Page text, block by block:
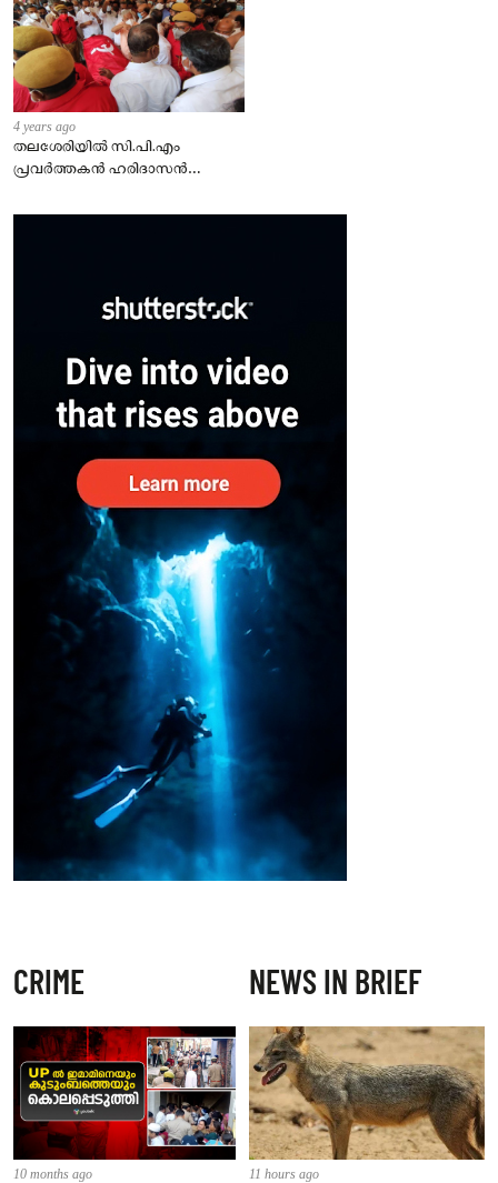
4 years ago
തലശേരിയില്‍ സി.പി.എം
പ്രവര്‍ത്തകന്‍ ഹരിദാസന്‍
ഏഴ്പേര്‍ പിടിയില്‍.
CRIME
10 months ago
NEWS IN BRIEF
11 hours ago